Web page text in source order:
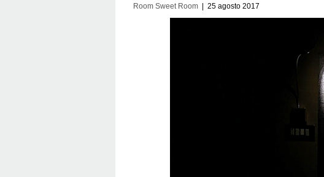
Room Sweet Room | 25 agosto 2017